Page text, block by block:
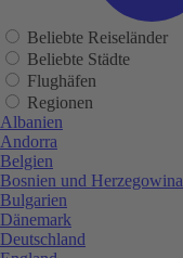
Beliebte Reiseländer
Beliebte Städte
Flughäfen
Regionen
Albanien
Andorra
Belgien
Bosnien und Herzegowina
Bulgarien
Dänemark
Deutschland